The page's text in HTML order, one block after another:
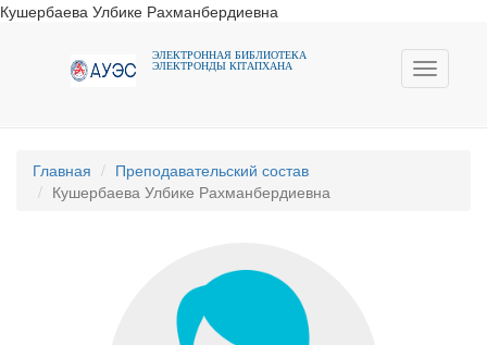
Кушербаева Улбике Рахманбердиевна
Toggle
ЭЛЕКТРОННАЯ БИБЛИОТЕКА
ЭЛЕКТРОНДЫ КIТАПХАНА
Главная
Преподавательский состав
Кушербаева Улбике Рахманбердиевна